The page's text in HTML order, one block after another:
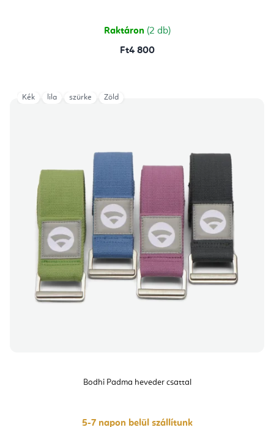
csillag.
Raktáron (2 db)
Ft4 800
Bodhi Padma heveder csattal
5-7 napon belül szállítunk
Kék lila szürke Zöld